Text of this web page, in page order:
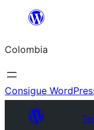
Saltar
contenido
Colombia
Consigue